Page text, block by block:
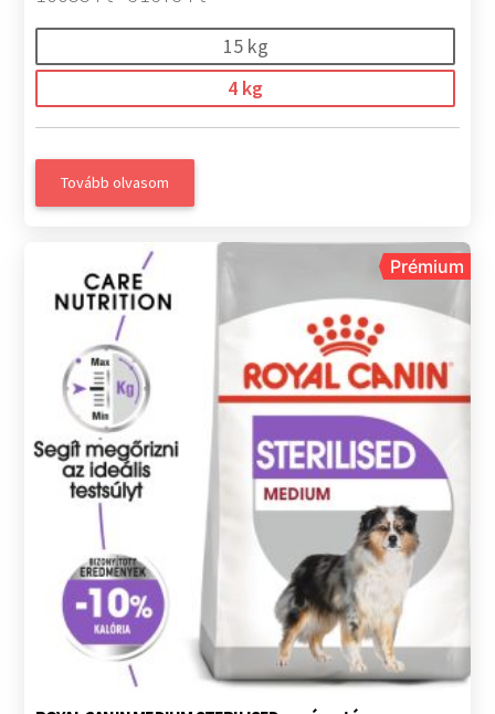
15 kg
4 kg
Tovább olvasom
Prémium